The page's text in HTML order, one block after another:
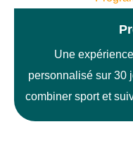
Une
personnalisé sur 30
combiner sport et